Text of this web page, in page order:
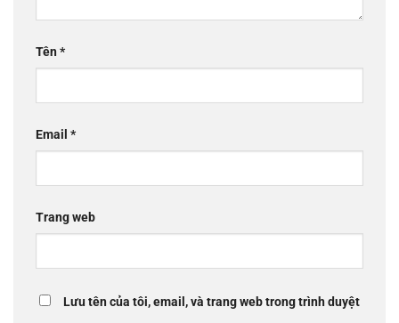
Tên*
Email *
Trang web
Lưu tên của tôi, email, và trang web trong trình duyệt